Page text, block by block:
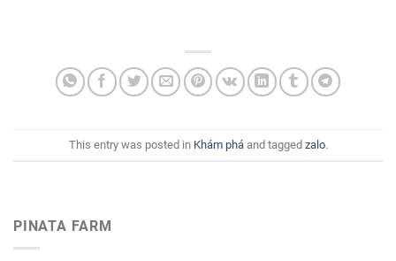
This entry was posted in Khám pháand tagged zalo.
PINATA FARM